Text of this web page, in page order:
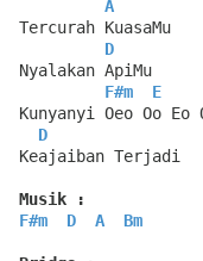
A
Tercurah KuasaMu
D
Nyalakan ApiMu
F#m
E
Kunyanyi Oeo Oo Eo
D
Keajaiban Terjadi
Musik :
F#m
D A Bm